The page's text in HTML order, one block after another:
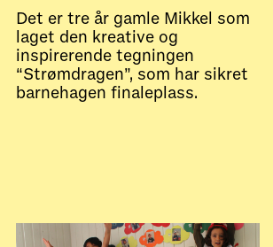
Det er tre år gamle Mikkel som
laget den kreative og
inspirerende tegningen
“Strømdragen”, som har sikret
barnehagen finaleplass.